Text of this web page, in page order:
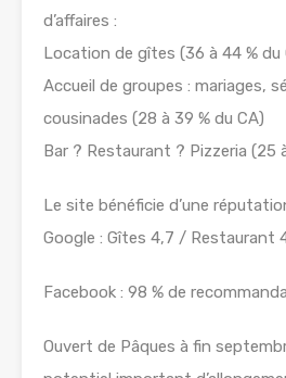
d’affaires :
Location de gîtes (36 à 44 % du
Accueil de groupes : mariages,
cousinades (28 à 39 % du CA)
Bar ? Restaurant ? Pizzeria (25
Le site bénéficie d’une
Google : Gîtes 4,7 / Restaurant
Facebook : 98 % de
Ouvert de Pâques à fin